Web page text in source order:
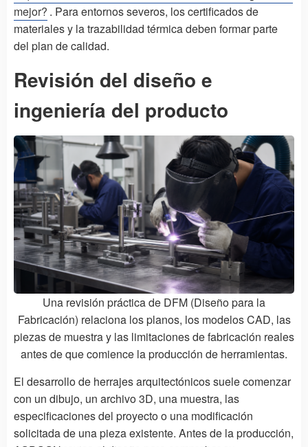
mejor? . Para entornos severos, los certificados de
materiales y la trazabilidad térmica deben formar parte
del plan de calidad.
Revisión del diseño e
ingeniería del producto
Una revisión práctica de DFM (Diseño para la
Fabricación) relaciona los planos, los modelos CAD, las
piezas de muestra y las limitaciones de fabricación reales
antes de que comience la producción de herramientas.
El desarrollo de herrajes arquitectónicos suele comenzar
con un dibujo, un archivo 3D, una muestra, las
especificaciones del proyecto o una modificación
solicitada de una pieza existente. Antes de la producción,